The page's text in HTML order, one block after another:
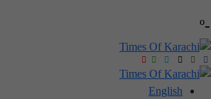
-
English